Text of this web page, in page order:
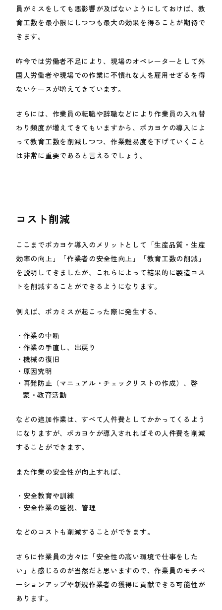
員がミスをしても悪影響が及ばないようにしておけば、教
育工数を最小限にしつつも最大の効果を得ることが期待で
きます。
昨今では労働者不足により、現場のオペレーターとして外
国人労働者や現場での作業に不慣れな人を雇用せざるを得
ないケースが増えてきています。
さらには、作業員の転職や辞職などにより作業員の入れ替
わり頻度が増えてきてもいますから、ポカヨケの導入によ
って教育工数を削減しつつ、作業難易度を下げていくこと
は非常に重要であると言えるでしょう。
コスト削減
ここまでポカヨケ導入のメリットとして「生産品質・生産
効率の向上」「作業者の安全性向上」「教育工数の削減」
を説明してきましたが、これらによって結果的に製造コス
トを削減することができるようになります。
例えば、ポカミスが起こった際に発生する、
作業の中断
作業の手直し、出戻り
機械の復旧
原因究明
再発防止（マニュアル・チェックリストの作成）、啓
蒙・教育活動
などの追加作業は、すべて人件費としてかかってくるよう
になりますが、ポカヨケが導入されればその人件費を削減
することができます。
また作業の安全性が向上すれば、
安全教育や訓練
安全作業の監視、管理
などのコストも削減することができます。
さらに作業員の方々は「安全性の高い環境で仕事をした
い」と感じるのが当然だと思いますので、作業員のモチベ
ーションアップや新規作業者の獲得に貢献できる可能性が
あります。